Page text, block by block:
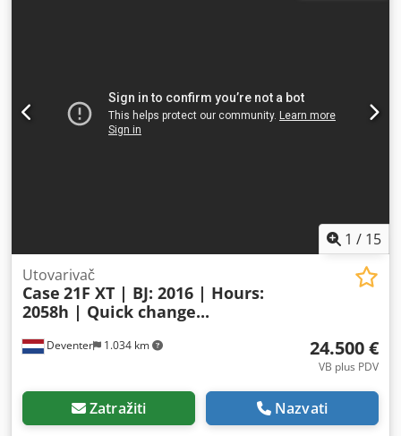
Stabilna lijevana konstrukcija Dcjdpsziwnbsfx Al Iok
Električni pogon Radni stol Stanje: rabljeno Primjena:
proizvodnja knjiga u tvrdom uvezu, uvezne radionice,
1 / 15
Deventer 1.034 km
Utovarivač
Case 21F XT | BJ: 2016 | Hours:
2058h | Quick change...
24.500 €
VB plus PDV
Zatražiti Nazvati